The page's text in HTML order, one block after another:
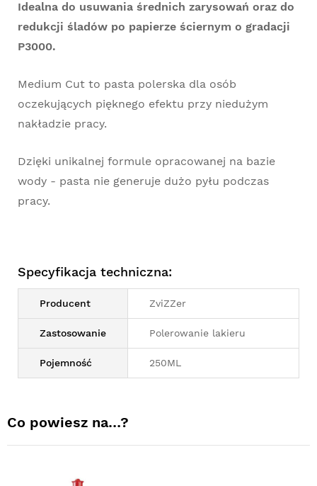
Idealna do usuwania średnich zarysowań oraz do
redukcji śladów po papierze ściernym o gradacji
P3000.
Medium Cut to pasta polerska dla osób
oczekujących pięknego efektu przy niedużym
nakładzie pracy.
Dzięki unikalnej formule opracowanej na bazie
wody - pasta nie generuje dużo pyłu podczas
pracy.
Specyfikacja techniczna:
Producent ZviZZer
Zastosowanie Polerowanie lakieru
Pojemność 250ML
Co powiesz na…?